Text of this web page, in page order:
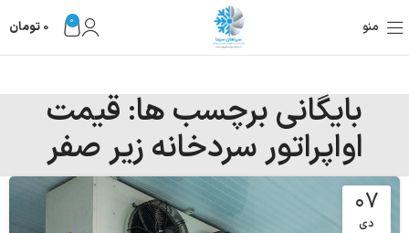
منو 0
0 تومان
بایگانی برچسب ها: قیمت
اواپراتور سردخانه زیر صفر
۰۷
دی